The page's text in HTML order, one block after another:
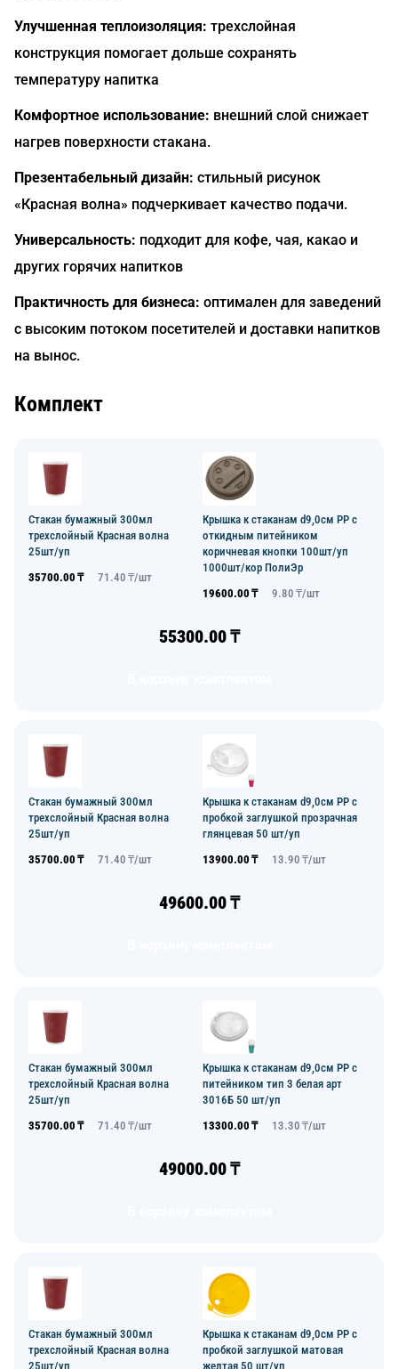
Улучшенная теплоизоляция: трехслойная
конструкция помогает дольше сохранять
температуру напитка
Комфортное использование: внешний слой снижает
нагрев поверхности стакана.
Презентабельный дизайн: стильный рисунок
«Красная волна» подчеркивает качество подачи.
Универсальность: подходит для кофе, чая, какао и
других горячих напитков
Практичность для бизнеса: оптимален для заведений
с высоким потоком посетителей и доставки напитков
на вынос.
Комплект
Стакан бумажный 300мл
трехслойный Красная волна
25шт/уп
35700.00 ₸ 71.40 ₸/шт
Крышка к стаканам d9,0см PP с
откидным питейником
коричневая кнопки 100шт/уп
1000шт/кор ПолиЭр
19600.00 ₸ 9.80 ₸/шт
55300.00₸
Стакан бумажный 300мл
трехслойный Красная волна
25шт/уп
35700.00 ₸ 71.40 ₸/шт
Крышка к стаканам d9,0см PP с
пробкой заглушкой прозрачная
глянцевая 50 шт/уп
13900.00 ₸ 13.90 ₸/шт
49600.00₸
Стакан бумажный 300мл
трехслойный Красная волна
25шт/уп
35700.00 ₸ 71.40 ₸/шт
Крышка к стаканам d9,0см PP с
питейником тип 3 белая арт
3016Б 50 шт/уп
13300.00 ₸ 13.30 ₸/шт
49000.00₸
Стакан бумажный 300мл
трехслойный Красная волна
25шт/уп
Крышка к стаканам d9,0см PP с
пробкой заглушкой матовая
желтая 50 шт/уп